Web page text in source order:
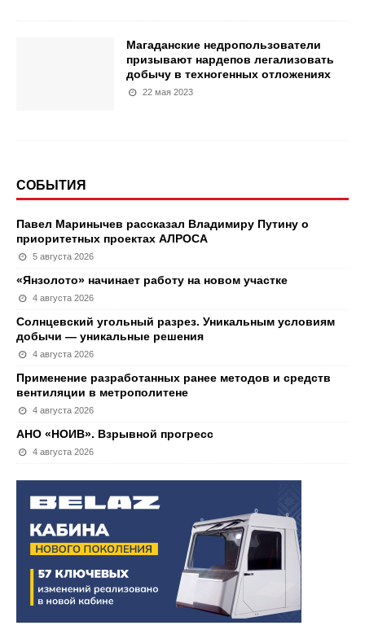
Магаданские недропользователи
призывают нардепов легализовать
добычу в техногенных отложениях
22 мая 2023
СОБЫТИЯ
Павел Маринычев рассказал Владимиру Путину о
приоритетных проектах АЛРОСА
5 августа 2026
«Янзолото» начинает работу на новом участке
4 августа 2026
Солнцевский угольный разрез. Уникальным условиям
добычи — уникальные решения
4 августа 2026
Применение разработанных ранее методов и средств
вентиляции в метрополитене
4 августа 2026
АНО «НОИВ». Взрывной прогресс
4 августа 2026